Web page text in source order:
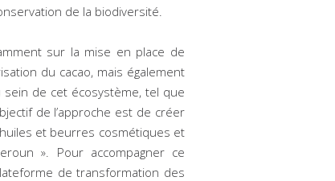
de la biodiversité.
sur la mise en place de
du cacao, mais également
sein de cet écosystème, tel que
de l’approche est de créer
et beurres cosmétiques et
». Pour accompagner ce
de transformation des